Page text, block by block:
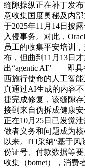
缝隙操纵正在补丁发
意收集国度奥秘及内
于2025年11月14日披
入侵事务。对此，
员工的收集平安培训
布，但曲到11月13日
出“agentic AI”——即
西施行使命的人工智
真通过AI生成的内容
捷完成修复，该缝隙存
接到来自伪拆成健康
正在10月25日已发觉
做者义务和问题成为
以来。ITI采纳“基于
份证号、付款数据等
收集（botnet），消费